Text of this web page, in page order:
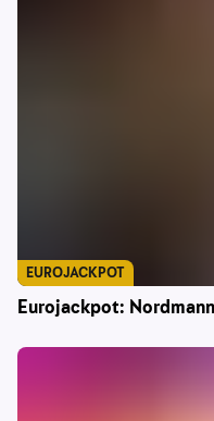
Eurojackpot:
EUROJACKPOT